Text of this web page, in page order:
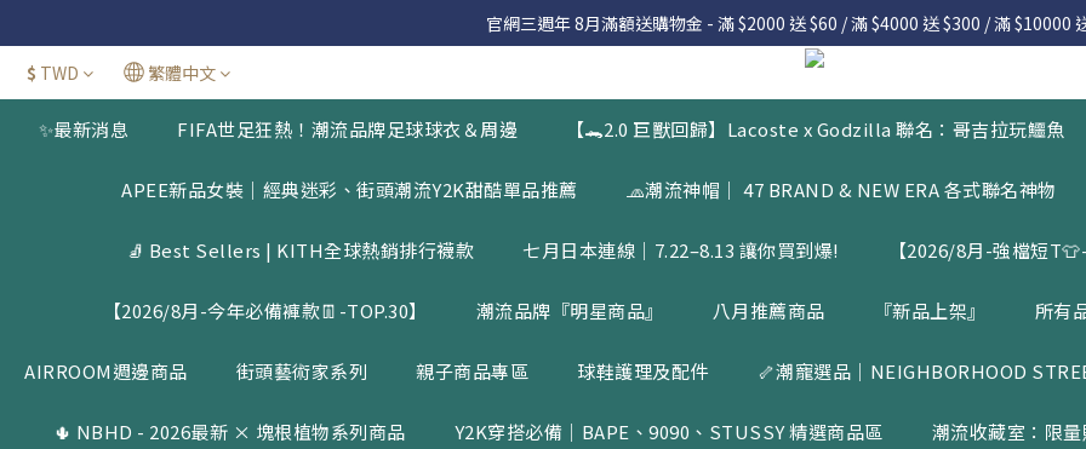
官網三週年 8月滿額送購物金 - 滿 $2000 送 $60 / 滿 $4000 送 $300 / 滿 $10000
官網三週年 8月滿額送購物金 - 滿 $2000 送 $60 / 滿 $4000 送 $300 / 滿 $10000
7.22 – 8.13 日本連線中，絕對讓你買到爆
新加入會員享有 $50購物金  |  消費滿$5000即可免運  |  會員好康制度請詳閱
$ TWD 繁體中文
✨最新消息 FIFA世足狂熱！潮流品牌足球球衣＆周邊 【🐊2.0 巨獸回歸】Lacoste x Godzilla 聯名：哥吉拉玩鱷魚
APEE新品女裝｜經典迷彩、街頭潮流Y2K甜酷單品推薦 🧢潮流神帽｜ 47 BRAND & NEW ERA 各式聯名神物
🧦 Best Sellers | KITH全球熱銷排行襪款 七月日本連線｜7.22–8.13 讓你買到爆! 【2026/8月-強檔短
【2026/8月-今年必備褲款👖-TOP.30】 潮流品牌『明星商品』 八月推薦商品 『新品上架』 所有
AIRROOM週邊商品 街頭藝術家系列 親子商品專區 球鞋護理及配件 🦴潮寵選品｜NEIGHBORHOOD
🌵 NBHD - 2026最新 × 塊根植物系列商品 Y2K穿搭必備｜BAPE、9090、STUSSY 精選商品區 潮流收藏室：限